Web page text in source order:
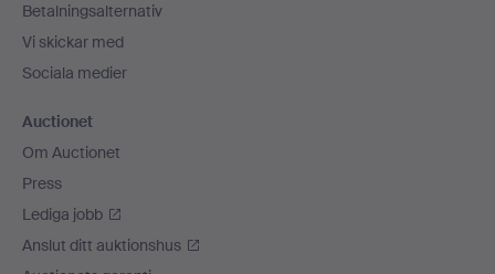
Betalningsalternativ
Vi skickar med
Sociala medier
Auctionet
Om Auctionet
Press
Lediga jobb
Anslut ditt auktionshus